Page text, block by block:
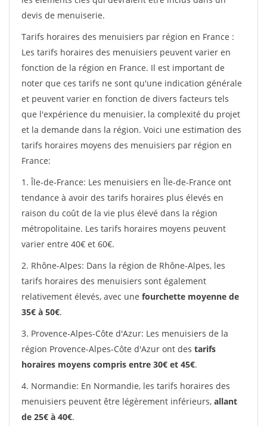
devis de menuiserie.
Tarifs horaires des menuisiers par région en France :
Les tarifs horaires des menuisiers peuvent varier en
fonction de la région en France. Il est important de
noter que ces tarifs ne sont qu'une indication générale
et peuvent varier en fonction de divers facteurs tels
que l'expérience du menuisier, la complexité du projet
et la demande dans la région. Voici une estimation des
tarifs horaires moyens des menuisiers par région en
France:
1. Île-de-France: Les menuisiers en Île-de-France ont
tendance à avoir des tarifs horaires plus élevés en
raison du coût de la vie plus élevé dans la région
métropolitaine. Les tarifs horaires moyens peuvent
varier entre 40€ et 60€.
2. Rhône-Alpes: Dans la région de Rhône-Alpes, les
tarifs horaires des menuisiers sont également
relativement élevés, avec une fourchette moyenne de
35€ à 50€.
3. Provence-Alpes-Côte d'Azur: Les menuisiers de la
région Provence-Alpes-Côte d'Azur ont des tarifs
horaires moyens compris entre 30€ et 45€.
4. Normandie: En Normandie, les tarifs horaires des
menuisiers peuvent être légèrement inférieurs, allant
de 25€ à 40€.